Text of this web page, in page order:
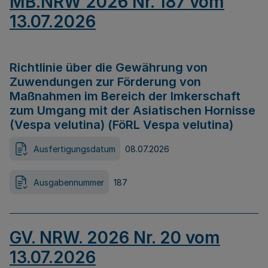
13.07.2026
Richtlinie über die Gewährung von
Zuwendungen zur Förderung von
Maßnahmen im Bereich der Imkerschaft
zum Umgang mit der Asiatischen Hornisse
(Vespa velutina) (FöRL Vespa velutina)
Ausfertigungsdatum 08.07.2026
Ausgabennummer 187
GV. NRW. 2026 Nr. 20 vom
13.07.2026